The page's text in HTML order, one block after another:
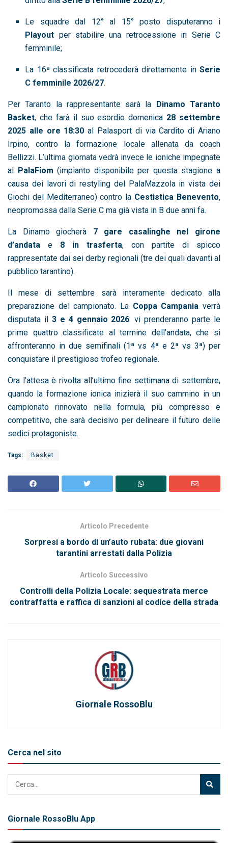
Le squadre dal 12° al 15° posto disputeranno i
Playout per stabilire una retrocessione in Serie C
femminile;
La 16ª classificata retrocederà direttamente in Serie
C femminile 2026/27.
Per Taranto la rappresentante sarà la Dinamo Taranto
Basket, che farà il suo esordio domenica 28 settembre
2025 alle ore 18:30 al Palasport di via Cardito di Ariano
Irpino, contro la formazione locale allenata da coach
Bellizzi. L’ultima giornata vedrà invece le ioniche impegnate
al PalaFiom (impianto disponibile per questa stagione a
causa dei lavori di restyling del PalaMazzola in vista dei
Giochi del Mediterraneo) contro la Cestistica Benevento,
neopromossa dalla Serie C ma già vista in B due anni fa.
La Dinamo giocherà 7 gare casalinghe nel girone
d’andata e 8 in trasferta, con partite di spicco
rappresentate dai sei derby regionali (tre dei quali davanti al
pubblico tarantino).
Il mese di settembre sarà interamente dedicato alla
preparazione del campionato. La Coppa Campania verrà
disputata il 3 e 4 gennaio 2026: vi prenderanno parte le
prime quattro classificate al termine dell’andata, che si
affronteranno in due semifinali (1ª vs 4ª e 2ª vs 3ª) per
conquistare il prestigioso trofeo regionale.
Ora l’attesa è rivolta all’ultimo fine settimana di settembre,
quando la formazione ionica inizierà il suo cammino in un
campionato rinnovato nella formula, più compresso e
competitivo, che sarà decisivo per delineare il futuro delle
sedici protagoniste.
Tags: Basket
Articolo Precedente
Sorpresi a bordo di un’auto rubata: due giovani
tarantini arrestati dalla Polizia
Articolo Successivo
Controlli della Polizia Locale: sequestrata merce
contraffatta e raffica di sanzioni al codice della strada
Giornale RossoBlu
Cerca nel sito
Giornale RossoBlu App